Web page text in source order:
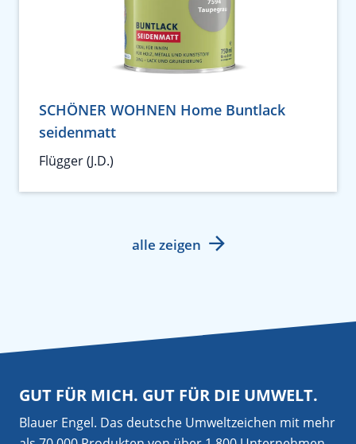
SCHÖNER WOHNEN Home Buntlack
seidenmatt
Flügger (J.D.)
alle zeigen
GUT FÜR MICH. GUT FÜR DIE UMWELT.
Blauer Engel. Das deutsche Umweltzeichen mit mehr